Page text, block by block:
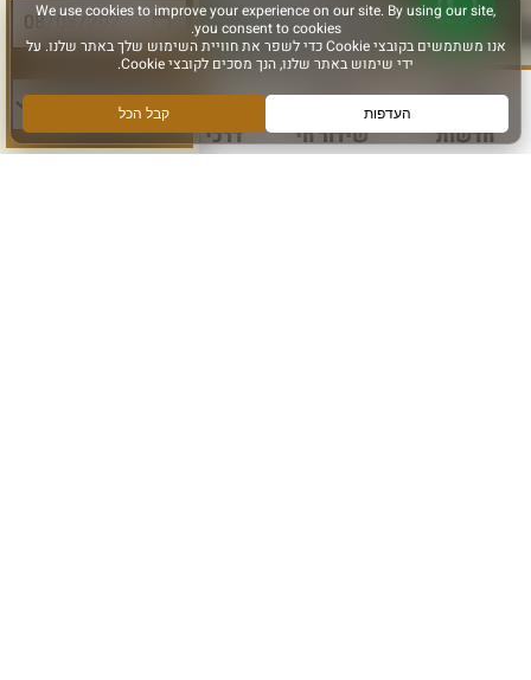
חדשות שידור חי דרכי הגעה עוד
סוג פעילות: